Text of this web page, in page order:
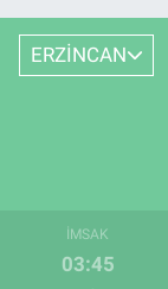
ERZİNCAN
İMSAK
03:45